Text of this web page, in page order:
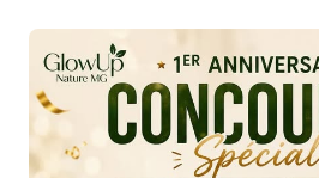
@projekt_tattoo_ink